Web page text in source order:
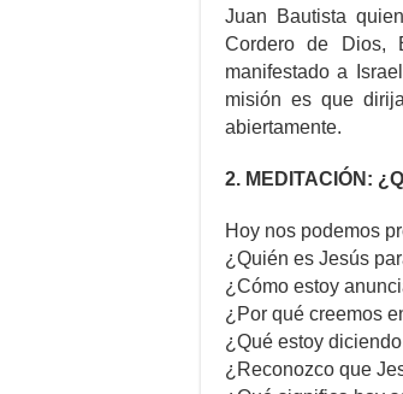
Juan Bautista
Cordero de Dios,
manifestado a
misión es que
abiertamente.
2. MEDITACIÓN:
Hoy nos podemos
¿Quién es Jesús
¿Cómo estoy
¿Por qué creemos
¿Qué estoy
¿Reconozco que